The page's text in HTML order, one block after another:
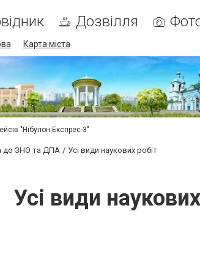
Дозвілля
Карта міста
"Нібулон Експрес-3"
до ЗНО та ДПА Усі види наукових робіт
Усі види